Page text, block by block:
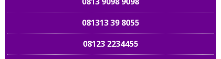
081313 39 8055
08123 2234455